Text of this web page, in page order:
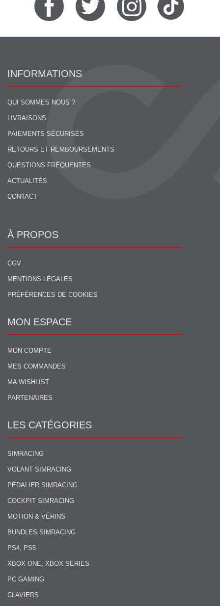
INFORMATIONS
QUI SOMMES NOUS ?
LIVRAISONS
PAIEMENTS SÉCURISÉS
RETOURS ET REMBOURSEMENTS
QUESTIONS FRÉQUENTES
ACTUALITÉS
CONTACT
À PROPOS
CGV
MENTIONS LÉGALES
PRÉFÉRENCES DE COOKIES
MON ESPACE
MON COMPTE
MES COMMANDES
MA WISHLIST
PARTENAIRES
LES CATÉGORIES
SIMRACING
VOLANT SIMRACING
PÉDALIER SIMRACING
COCKPIT SIMRACING
MOTION & VÉRINS
BUNDLES SIMRACING
PS4, PS5
XBOX ONE, XBOX SERIES
PC GAMING
CLAVIERS